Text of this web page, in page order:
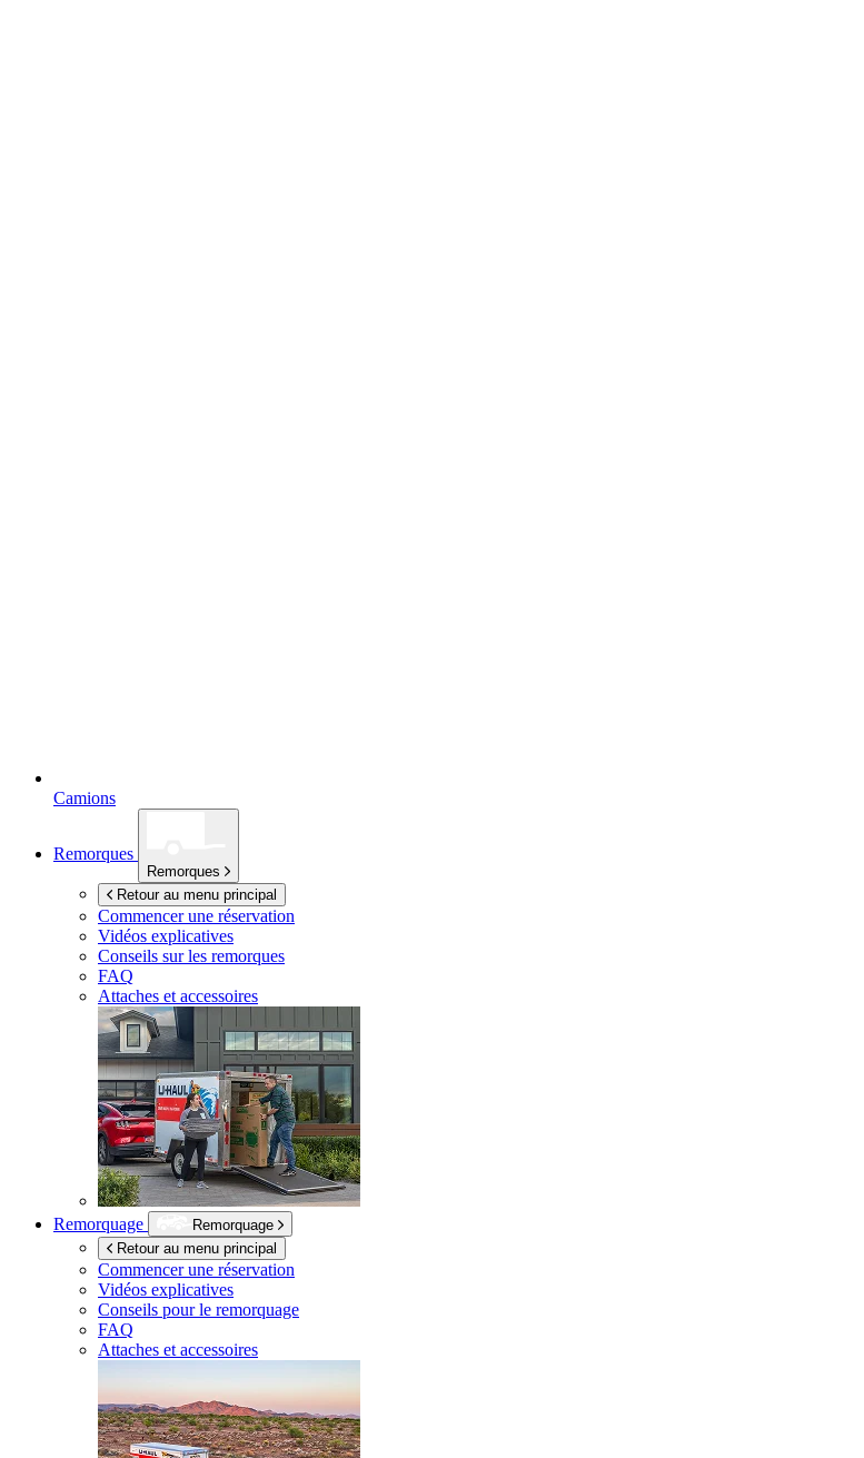
Camions
Remorques
Remorques
Retour au menu principal
Commencer une réservation
Vidéos explicatives
Conseils sur les remorques
FAQ
Attaches et accessoires
Remorquage
Remorquage
Retour au menu principal
Commencer une réservation
Vidéos explicatives
Conseils pour le remorquage
FAQ
Attaches et accessoires